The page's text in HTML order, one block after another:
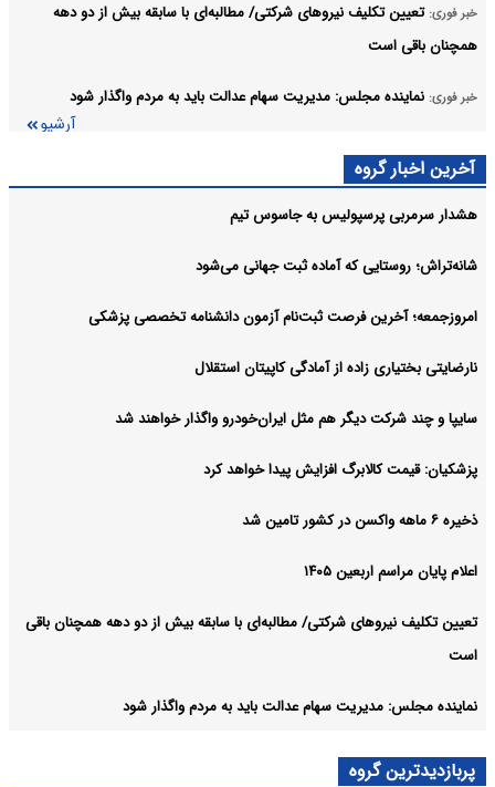
خبر فوری: تعیین تکلیف نیروهای شرکتی/ مطالبه‌ای با سابقه بیش از دو دهه
همچنان باقی است
خبر فوری: نماینده مجلس: مدیریت سهام عدالت باید به مردم واگذار شود
آرشیو
آخرین اخبار گروه
هشدار سرمربی پرسپولیس به جاسوس تیم
شانه‌تراش؛ روستایی که آماده ثبت جهانی می‌شود
امروزجمعه؛ آخرین فرصت ثبت‌نام آزمون دانشنامه تخصصی پزشکی
نارضایتی بختیاری زاده از آمادگی کاپیتان استقلال
سایپا و چند شرکت دیگر هم مثل ایران‌خودرو واگذار خواهند شد
پزشکیان: قیمت کالابرگ افزایش پیدا خواهد کرد
ذخیره ۶ ماهه واکسن در کشور تامین شد
اعلام پایان مراسم اربعین ۱۴۰۵
تعیین تکلیف نیروهای شرکتی/ مطالبه‌ای با سابقه بیش از دو دهه همچنان باقی
است
نماینده مجلس: مدیریت سهام عدالت باید به مردم واگذار شود
پربازدیدترین گروه